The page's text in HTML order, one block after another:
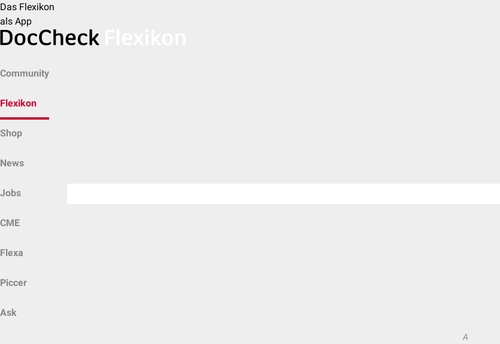
Das Flexikon
als App
Community
Flexikon
Shop
News
Jobs
CME
Flexa
Piccer
Ask
A